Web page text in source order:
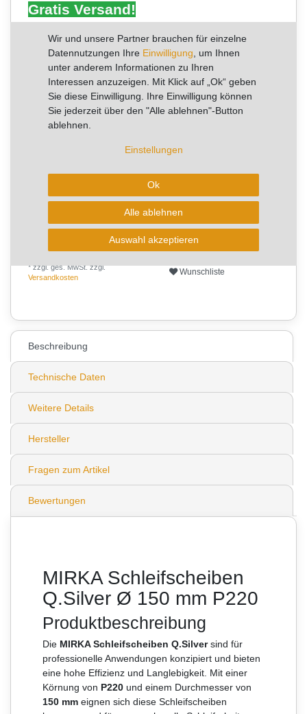
Gratis Versand!
52,54 €*
Inhalt100Stück
Grundpreis0,53 € / Stück
Kurzfristig verfügbar, Lieferzeit 2-4 Arbeitstage
In den Warenkorb
* zzgl. ges. MwSt. zzgl.
Versandkosten
Wunschliste
Beschreibung
Technische Daten
Weitere Details
Hersteller
Fragen zum Artikel
Bewertungen
MIRKA Schleifscheiben
Q.Silver Ø 150 mm P220
Produktbeschreibung
Die MIRKA Schleifscheiben Q.Silversind für
professionelle Anwendungen konzipiert und bieten
eine hohe Effizienz und Langlebigkeit. Mit einer
Körnung von P220 und einem Durchmesser von
150 mm eignen sich diese Schleifscheiben
Wir und unsere Partner brauchen für einzelne
Datennutzungen Ihre Einwilligung , um Ihnen
unter anderem Informationen zu Ihren
Interessen anzuzeigen. Mit Klick auf „Ok“ geben
Sie diese Einwilligung. Ihre Einwilligung können
Sie jederzeit über den "Alle ablehnen"-Button
ablehnen.
Einstellungen
Ok
Alle ablehnen
Auswahl akzeptieren